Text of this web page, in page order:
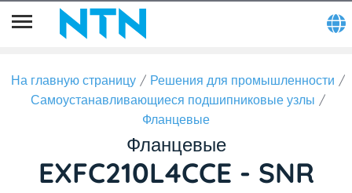
На главную страницу
Решения для промышленности
Самоустанавливающиеся подшипниковые узлы
Фланцевые
Фланцевые
EXFC210L4CCE - SNR